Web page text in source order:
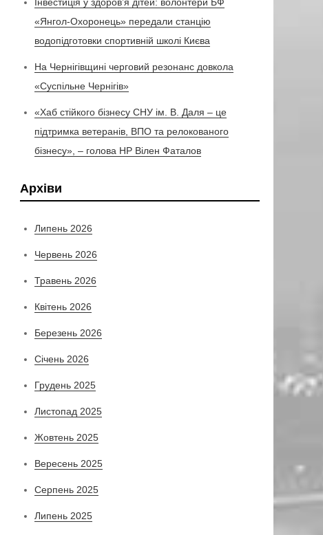
«Янгол-Охоронець» передали станцію
водопідготовки спортивній школі Києва
На Чернігівщині черговий резонанс довкола
«Суспільне Чернігів»
«Хаб стійкого бізнесу СНУ ім. В. Даля – це
підтримка ветеранів, ВПО та релокованого
бізнесу», – голова НР Вілен Фаталов
Архіви
Липень 2026
Червень 2026
Травень 2026
Квітень 2026
Березень 2026
Січень 2026
Грудень 2025
Листопад 2025
Жовтень 2025
Вересень 2025
Серпень 2025
Липень 2025